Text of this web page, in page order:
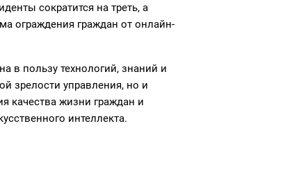
сократится на треть, а
ограждения граждан от онлайн-
в пользу технологий, знаний и
зрелости управления, но и
качества жизни граждан и
интеллекта.